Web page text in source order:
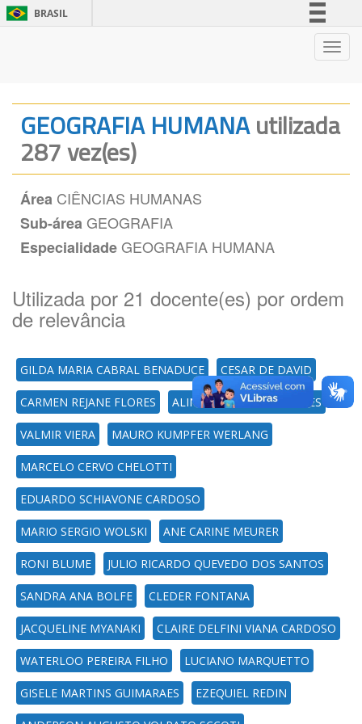
BRASIL
Legislação
GEOGRAFIA HUMANAutilizada
287 vez(es)
Área CIÊNCIAS HUMANAS
Sub-áreaGEOGRAFIA
EspecialidadeGEOGRAFIA HUMANA
Utilizada por 21 docente(es) por ordem
de relevância
GILDA MARIA CABRAL BENADUCE CESAR DE DAVID
CARMEN REJANE FLORES ALINE DE LIMA RODRIGUES
VALMIR VIERA MAURO KUMPFER WERLANG
MARCELO CERVO CHELOTTI
EDUARDO SCHIAVONE CARDOSO
MARIO SERGIO WOLSKI ANE CARINE MEURER
RONI BLUME JULIO RICARDO QUEVEDO DOS SANTOS
SANDRA ANA BOLFE CLEDER FONTANA
JACQUELINE MYANAKI CLAIRE DELFINI VIANA CARDOSO
WATERLOO PEREIRA FILHO LUCIANO MARQUETTO
GISELE MARTINS GUIMARAES EZEQUIEL REDIN